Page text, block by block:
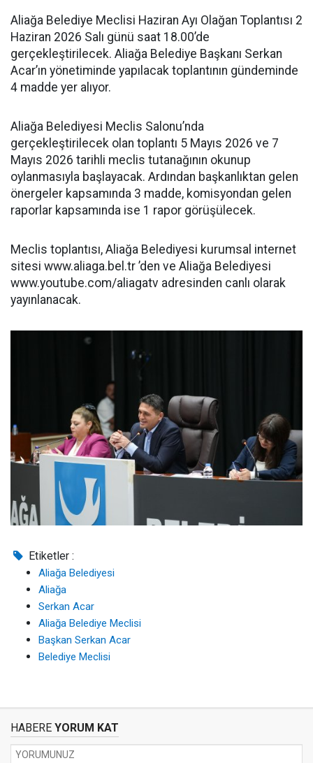
Aliağa Belediye Meclisi Haziran Ayı Olağan Toplantısı 2
Haziran 2026 Salı günü saat 18.00’de
gerçekleştirilecek. Aliağa Belediye Başkanı Serkan
Acar’ın yönetiminde yapılacak toplantının gündeminde
4 madde yer alıyor.
Aliağa Belediyesi Meclis Salonu’nda
gerçekleştirilecek olan toplantı 5 Mayıs 2026 ve 7
Mayıs 2026 tarihli meclis tutanağının okunup
oylanmasıyla başlayacak. Ardından başkanlıktan gelen
önergeler kapsamında 3 madde, komisyondan gelen
raporlar kapsamında ise 1 rapor görüşülecek.
Meclis toplantısı, Aliağa Belediyesi kurumsal internet
sitesi www.aliaga.bel.tr ’den ve Aliağa Belediyesi
www.youtube.com/aliagatv adresinden canlı olarak
yayınlanacak.
Etiketler :
Aliağa Belediyesi
Aliağa
Serkan Acar
Aliağa Belediye Meclisi
Başkan Serkan Acar
Belediye Meclisi
HABERE YORUM KAT